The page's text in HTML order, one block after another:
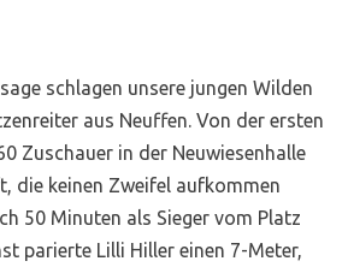
schlagen unsere jungen Wilden
aus Neuffen. Von der ersten
Zuschauer in der Neuwiesenhalle
die keinen Zweifel aufkommen
50 Minuten als Sieger vom Platz
parierte Lilli Hiller einen 7-Meter,